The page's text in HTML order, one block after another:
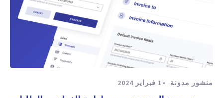
منشور مدونة 1 فبراير 2024